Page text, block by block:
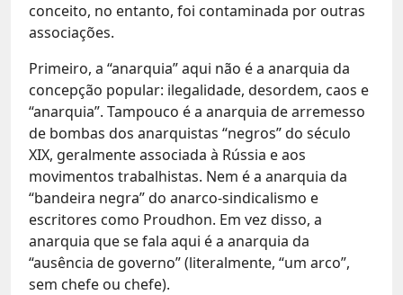
conceito, no entanto, foi contaminada por outras
associações.
Primeiro, a “anarquia” aqui não é a anarquia da
concepção popular: ilegalidade, desordem, caos e
“anarquia”. Tampouco é a anarquia de arremesso
de bombas dos anarquistas “negros” do século
XIX, geralmente associada à Rússia e aos
movimentos trabalhistas. Nem é a anarquia da
“bandeira negra” do anarco-sindicalismo e
escritores como Proudhon. Em vez disso, a
anarquia que se fala aqui é a anarquia da
“ausência de governo” (literalmente, “um arco”,
sem chefe ou chefe).